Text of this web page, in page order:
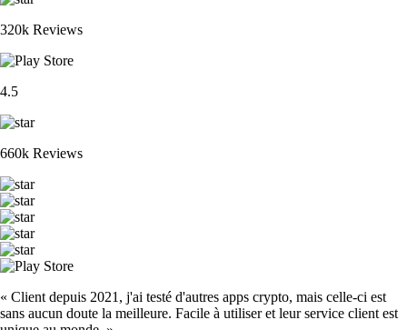
320k Reviews
4.5
660k Reviews
« Client depuis 2021, j'ai testé d'autres apps crypto, mais celle-ci est
sans aucun doute la meilleure. Facile à utiliser et leur service client est